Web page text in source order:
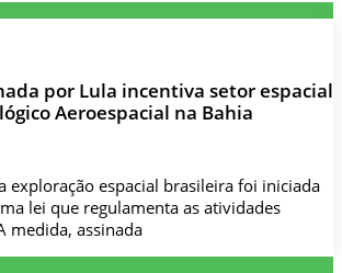
por Lula incentiva setor espacial
Aeroespacial na Bahia
exploração espacial brasileira foi iniciada
lei que regulamenta as atividades
medida, assinada